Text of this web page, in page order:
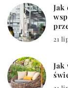
Jak
21
Jak